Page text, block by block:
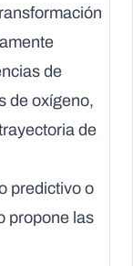
de
de oxígeno,
de
predictivo o
propone las